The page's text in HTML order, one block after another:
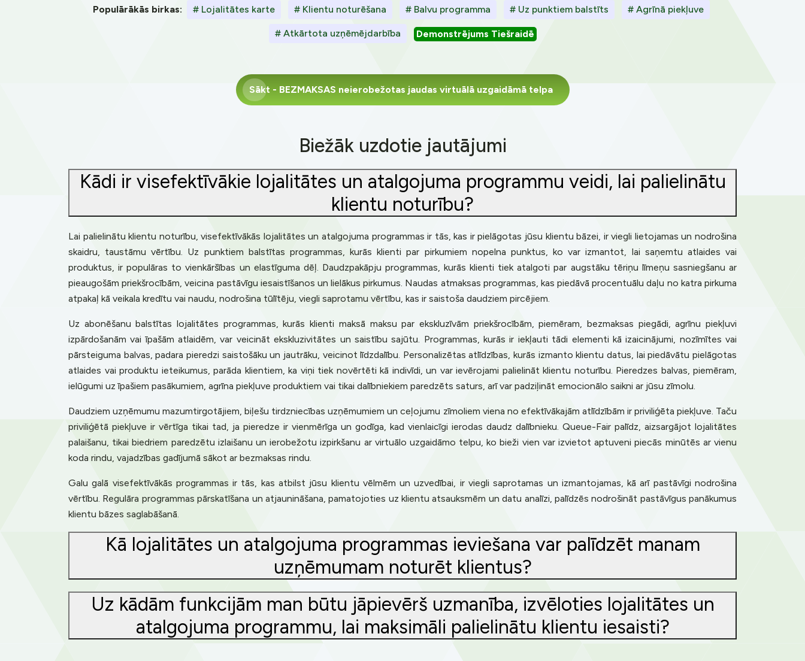
Populārākās birkas: # Lojalitātes karte # Klientu noturēšana # Balvu programma # Uz punktiem balstīts # Agrīnā piekļuve
# Atkārtota uzņēmējdarbība Demonstrējums Tiešraidē
Sākt - BEZMAKSAS neierobežotas jaudas virtuālā uzgaidāmā telpa
Biežāk uzdotie jautājumi
Kādi ir visefektīvākie lojalitātes un atalgojuma programmu veidi, lai palielinātu
klientu noturību?
Lai palielinātu klientu noturību, visefektīvākās lojalitātes un atalgojuma programmas ir tās, kas ir pielāgotas jūsu klientu bāzei, ir viegli lietojamas un nodrošina
skaidru, taustāmu vērtību. Uz punktiem balstītas programmas, kurās klienti par pirkumiem nopelna punktus, ko var izmantot, lai saņemtu atlaides vai
produktus, ir populāras to vienkāršības un elastīguma dēļ. Daudzpakāpju programmas, kurās klienti tiek atalgoti par augstāku tēriņu līmeņu sasniegšanu ar
pieaugošām priekšrocībām, veicina pastāvīgu iesaistīšanos un lielākus pirkumus. Naudas atmaksas programmas, kas piedāvā procentuālu daļu no katra pirkuma
atpakaļ kā veikala kredītu vai naudu, nodrošina tūlītēju, viegli saprotamu vērtību, kas ir saistoša daudziem pircējiem.
Uz abonēšanu balstītas lojalitātes programmas, kurās klienti maksā maksu par ekskluzīvām priekšrocībām, piemēram, bezmaksas piegādi, agrīnu piekļuvi
izpārdošanām vai īpašām atlaidēm, var veicināt ekskluzivitātes un saistību sajūtu. Programmas, kurās ir iekļauti tādi elementi kā izaicinājumi, nozīmītes vai
pārsteiguma balvas, padara pieredzi saistošāku un jautrāku, veicinot līdzdalību. Personalizētas atlīdzības, kurās izmanto klientu datus, lai piedāvātu pielāgotas
atlaides vai produktu ieteikumus, parāda klientiem, ka viņi tiek novērtēti kā indivīdi, un var ievērojami palielināt klientu noturību. Pieredzes balvas, piemēram,
ielūgumi uz īpašiem pasākumiem, agrīna piekļuve produktiem vai tikai dalībniekiem paredzēts saturs, arī var padziļināt emocionālo saikni ar jūsu zīmolu.
Daudziem uzņēmumu mazumtirgotājiem, biļešu tirdzniecības uzņēmumiem un ceļojumu zīmoliem viena no efektīvākajām atlīdzībām ir priviliģēta piekļuve. Taču
priviliģētā piekļuve ir vērtīga tikai tad, ja pieredze ir vienmērīga un godīga, kad vienlaicīgi ierodas daudz dalībnieku. Queue-Fair palīdz, aizsargājot lojalitātes
palaišanu, tikai biedriem paredzētu izlaišanu un ierobežotu izpirkšanu ar virtuālo uzgaidāmo telpu, ko bieži vien var izvietot aptuveni piecās minūtēs ar vienu
koda rindu, vajadzības gadījumā sākot ar bezmaksas rindu.
Galu galā visefektīvākās programmas ir tās, kas atbilst jūsu klientu vēlmēm un uzvedībai, ir viegli saprotamas un izmantojamas, kā arī pastāvīgi nodrošina
vērtību. Regulāra programmas pārskatīšana un atjaunināšana, pamatojoties uz klientu atsauksmēm un datu analīzi, palīdzēs nodrošināt pastāvīgus panākumus
klientu bāzes saglabāšanā.
Kā lojalitātes un atalgojuma programmas ieviešana var palīdzēt manam
uzņēmumam noturēt klientus?
Uz kādām funkcijām man būtu jāpievērš uzmanība, izvēloties lojalitātes un
atalgojuma programmu, lai maksimāli palielinātu klientu iesaisti?